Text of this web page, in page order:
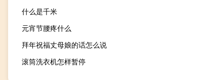
什么是千米
元宵节腰疼什么
拜年祝福丈母娘的话怎么说
滚筒洗衣机怎样暂停